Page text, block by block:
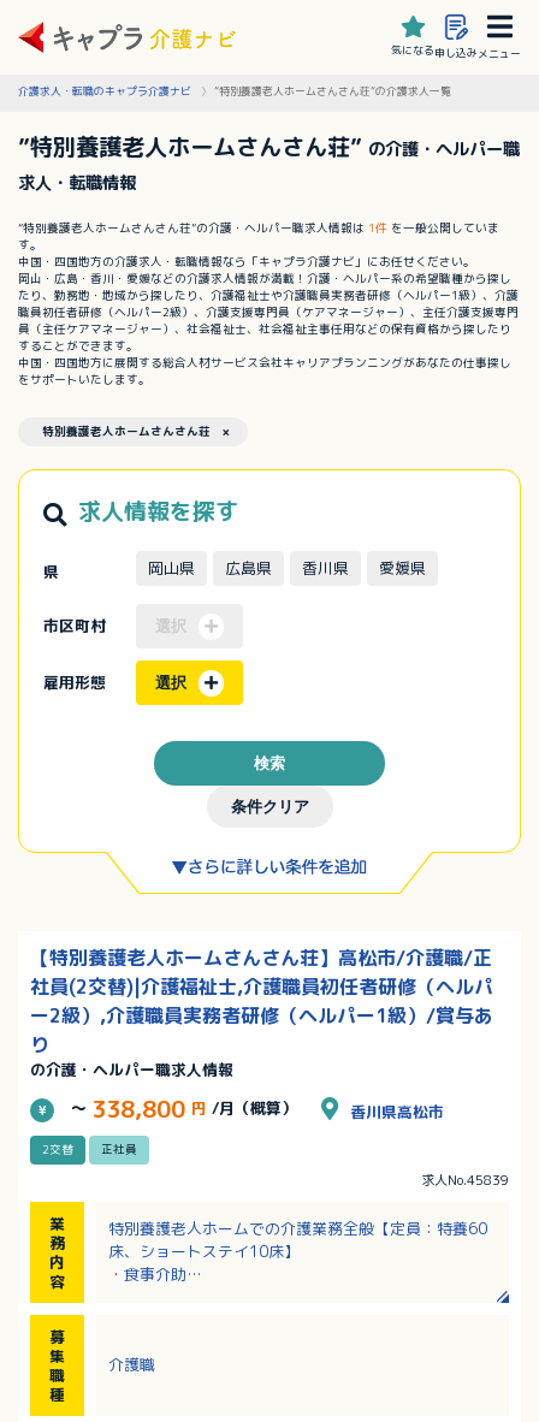
気になる申し込みメニュー
介護求人・転職のキャプラ介護ナビ ”特別養護老人ホームさんさん荘”の介護求人一覧
”特別養護老人ホームさんさん荘” の介護・ヘルパー職
求人・転職情報
”特別養護老人ホームさんさん荘”の介護・ヘルパー職求人情報は 1件 を一般公開していま
す。
中国・四国地方の介護求人・転職情報なら「キャプラ介護ナビ」にお任せください。
岡山・広島・香川・愛媛などの介護求人情報が満載！介護・ヘルパー系の希望職種から探し
たり、勤務地・地域から探したり、介護福祉士や介護職員実務者研修（ヘルパー1級）、介護
職員初任者研修（ヘルパー2級）、介護支援専門員（ケアマネージャー）、主任介護支援専門
員（主任ケアマネージャー）、社会福祉士、社会福祉主事任用などの保有資格から探したり
することができます。
中国・四国地方に展開する総合人材サービス会社キャリアプランニングがあなたの仕事探し
をサポートいたします。
特別養護老人ホームさんさん荘 ×
求人情報を探す
県 岡山県 広島県 香川県 愛媛県
市区町村 選択
雇用形態 選択
条件クリア
検索
【特別養護老人ホームさんさん荘】高松市/介護職/正
社員(2交替)|介護福祉士,介護職員初任者研修（ヘルパ
ー2級）,介護職員実務者研修（ヘルパー1級）/賞与あ
り
の介護・ヘルパー職求人情報
～ 338,800 円 /月（概算） 香川県高松市
2交替 正社員
求人No.45839
業
務
内
容
特別養護老人ホームでの介護業務全般【定員：特養60
床、ショートステイ10床】
・食事介助
募
集
職
種
介護職